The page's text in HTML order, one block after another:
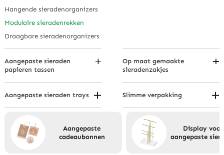
Hangende sieradenorganizers
Modulaire sieradenrekken
Draagbare sieradenorganizers
Aangepaste sieraden
papieren tassen
Op handvattype
Op materiaal of coating
Op maat
Op maat gemaakte
sieradenzakjes
Op materiaal
Door gebruik
Aangepaste sieraden trays
Compartimentele
Lade-inzetstuk sieradenlades
Sieraden vitrines
Slimme verpakking
Eco-vriendelijke verpakking
Aangepaste
cadeaubonnen
Display voor
aangepaste